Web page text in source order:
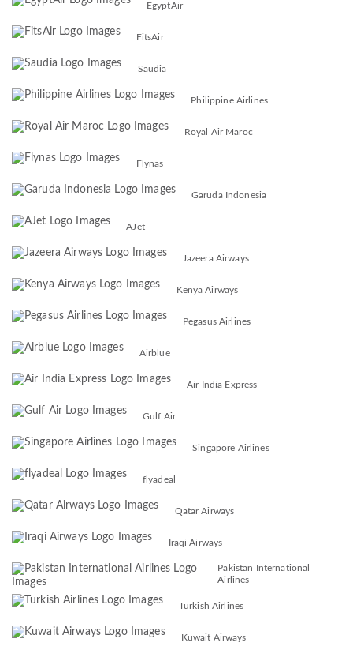
EgyptAir
FitsAir
Saudia
Philippine Airlines
Royal Air Maroc
Flynas
Garuda Indonesia
AJet
Jazeera Airways
Kenya Airways
Pegasus Airlines
Airblue
Air India Express
Gulf Air
Singapore Airlines
flyadeal
Qatar Airways
Iraqi Airways
Pakistan International
Airlines
Turkish Airlines
Kuwait Airways